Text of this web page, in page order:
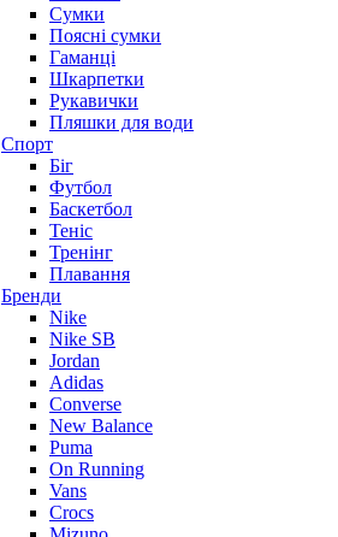
Сумки
Поясні сумки
Гаманці
Шкарпетки
Рукавички
Пляшки для води
Спорт
Біг
Футбол
Баскетбол
Теніс
Тренінг
Плавання
Бренди
Nike
Nike SB
Jordan
Adidas
Converse
New Balance
Puma
On Running
Vans
Crocs